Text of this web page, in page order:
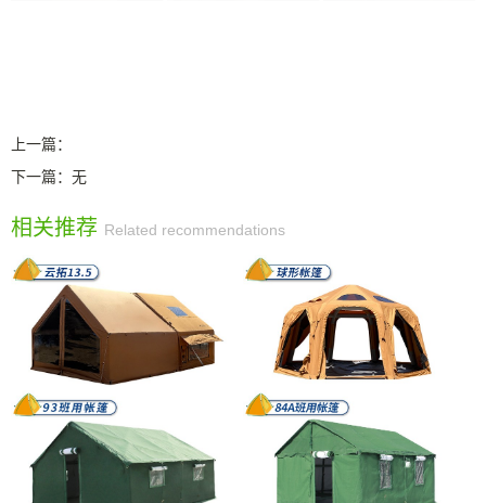
上一篇：
下一篇： 无
相关推荐 Related recommendations